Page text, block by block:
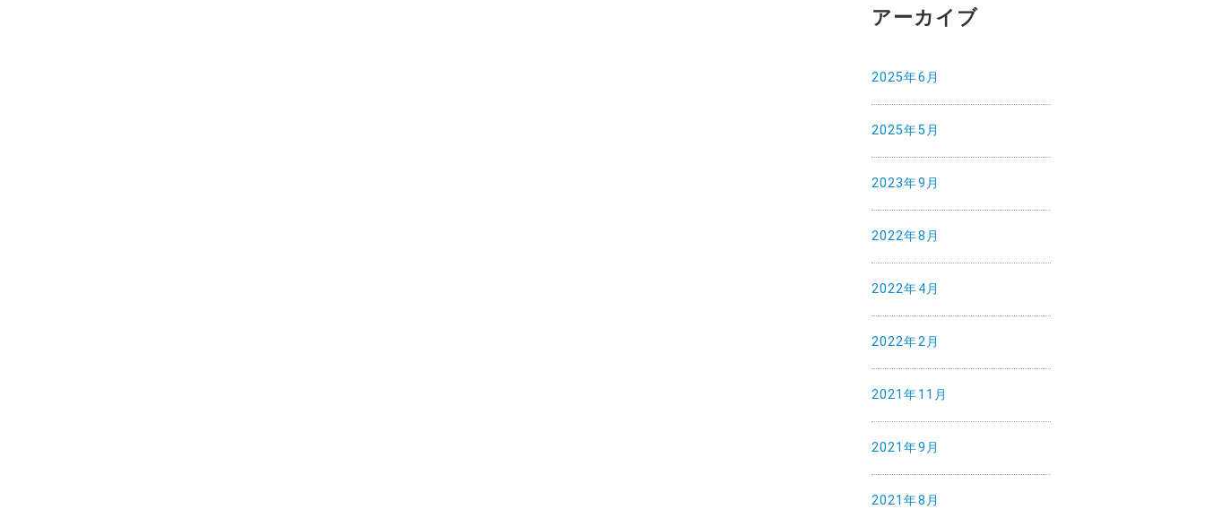
アーカイブ
2025年6月
2025年5月
2023年9月
2022年8月
2022年4月
2022年2月
2021年11月
2021年9月
2021年8月